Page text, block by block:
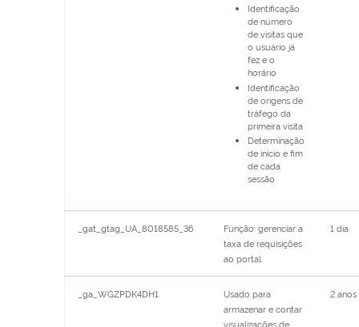
Identificação
de número
de visitas que
o usuário já
fez e o
horário
Identificação
de origens de
tráfego da
primeira visita
Determinação
de início e fim
de cada
sessão
_gat_gtag_UA_8018585_36
Função: gerenciar a
taxa de requisições
ao portal.
1 dia
_ga_WGZPDK4DH1
Usado para
armazenar e contar
visualizações de
2 anos